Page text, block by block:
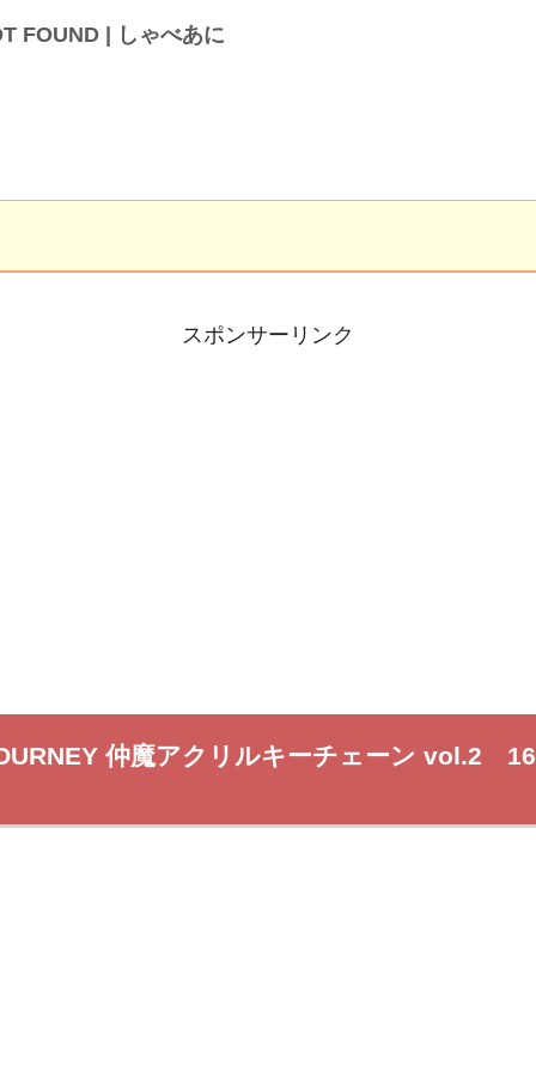
FOUND | しゃべあに
スポンサーリンク
仲魔アクリルキーチェーン vol.2